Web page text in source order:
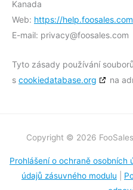
Kanada
Web: https://
E-mail: privacy@foosales.com
Tyto zásady používání
s cookiedatabase.org na
Copyright © 2026
Prohlášení o ochraně osobních
údajů zásuvného modulu